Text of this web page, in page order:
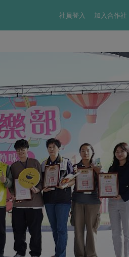
社員登入 加入合作社